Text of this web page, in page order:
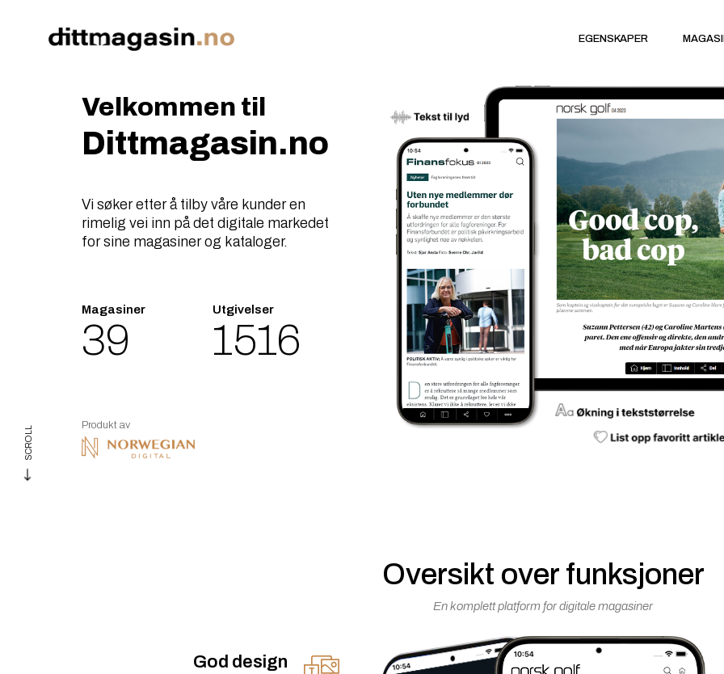
EGENSKAPER
SCROLL
Velkommen til
Dittmagasin.no
Vi søker etter å tilby våre kunder en
rimelig vei inn på det digitale markedet
for sine magasiner og kataloger.
Magasiner
39
Utgivelser
1790
Produkt av
Oversikt over funksjoner
En komplett platform for digitale magasiner
God design